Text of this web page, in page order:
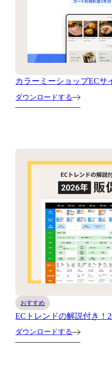
カラーミーショップECサ
ダウンロードする
おすすめ
ECトレンドの解説付き！
ダウンロードする